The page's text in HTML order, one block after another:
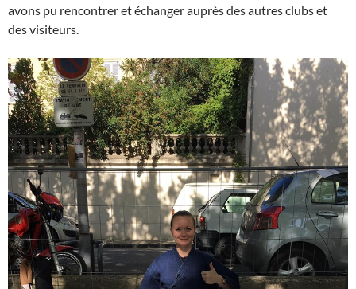
avons pu rencontrer et échanger auprès des autres clubs et
des visiteurs.